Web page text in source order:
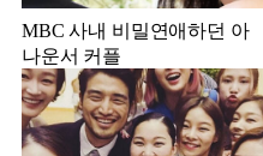
MBC 사내 비밀연애하던 아
나운서 커플